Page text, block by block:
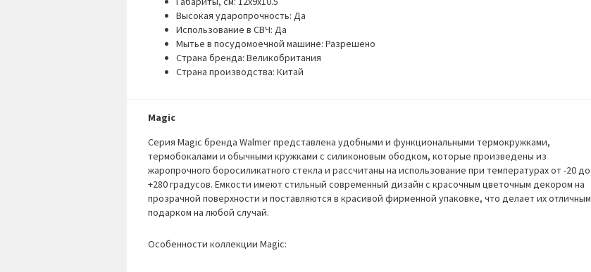
Высокая ударопрочность: Да
Использование в СВЧ: Да
Мытье в посудомоечной машине: Разрешено
Страна бренда: Великобритания
Страна производства: Китай
Magic
Серия Magic бренда Walmer представлена удобными и функциональными термокружками,
термобокалами и обычными кружками с силиконовым ободком, которые произведены из
жаропрочного боросиликатного стекла и рассчитаны на использование при температурах от -20 до
+280 градусов. Емкости имеют стильный современный дизайн с красочным цветочным декором на
прозрачной поверхности и поставляются в красивой фирменной упаковке, что делает их отличным
подарком на любой случай.
Особенности коллекции Magic: